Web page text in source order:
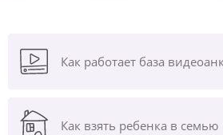
Как работает база
Как взять ребенка в семью